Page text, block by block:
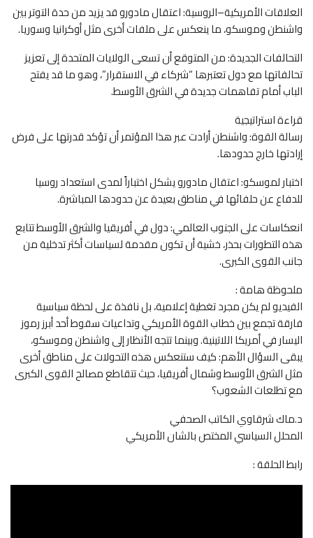
العلاقات الأمريكية–الروسية: اعتقال مادورو قد يزيد من حدة التوتر بين
واشنطن وموسكو، ما ينعكس على ملفات أخرى مثل أوكرانيا وسوريا.
التحالفات الجديدة: من المتوقع أن تسعى الولايات المتحدة إلى تعزيز
تحالفاتها مع دول تعتبرها “شركاء في الاستقرار”، وهو ما قد يفتح
الباب أمام تفاهمات جديدة في الشرق الأوسط.
قراءة استراتيجية
رسالة القوة: واشنطن أرادت عبر هذا المؤتمر أن تؤكد قدرتها على فرض
إرادتها خارج حدودها.
اختبار لموسكو: اعتقال مادورو يشكل اختباراً لمدى استعداد روسيا
للدفاع عن حلفائها في مناطق بعيدة عن حدودها المباشرة.
انعكاسات على الجنوب العالمي: دول في أفريقيا والشرق الأوسط تتابع
هذه التطورات بحذر، خشية أن تكون مقدمة لسياسات أكثر تدخلية من
جانب القوى الكبرى.
ملحوظة هامة :
الفيديو لم يكن مجرد تغطية إعلامية، بل نافذة على لحظة سياسية
فارقة تجمع بين خطاب القوة الأمريكي وتداعيات سقوط أحد أبرز رموز
اليسار في أمريكا اللاتينية. وبينما تتجه الأنظار إلى واشنطن وموسكو،
يبقى السؤال الأهم: كيف ستنعكس هذه التحولات على مناطق أخرى
مثل الشرق الأوسط وشمال أفريقيا، حيث تتقاطع مصالح القوى الكبرى
مع تطلعات الشعوب؟
د.ماك شرقاوي الكاتب الصحفي
المحلل السياسي المختص بالشان الأمريكي
رابط الحلقة :